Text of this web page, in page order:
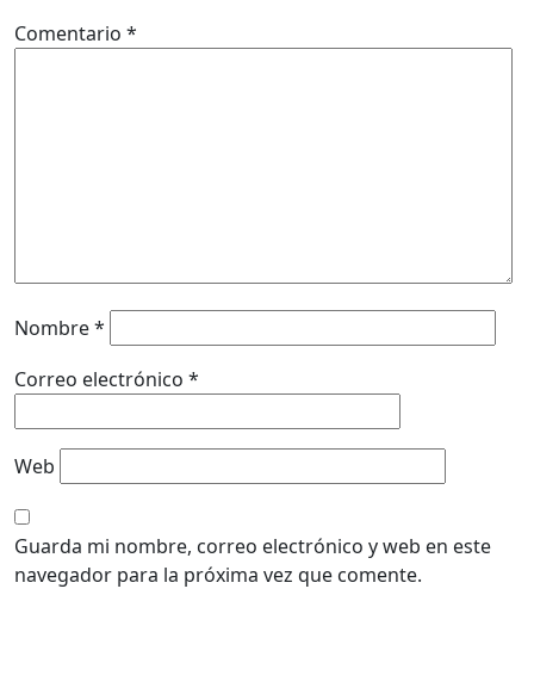
Comentario *
Nombre*
Correo electrónico *
Web
Guarda mi nombre, correo electrónico y web en este
navegador para la próxima vez que comente.